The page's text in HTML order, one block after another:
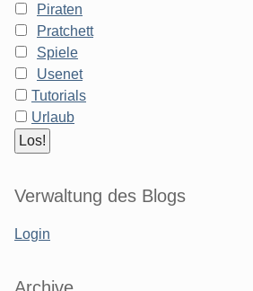
Piraten
Pratchett
Spiele
Usenet
Tutorials
Urlaub
Verwaltung des Blogs
Login